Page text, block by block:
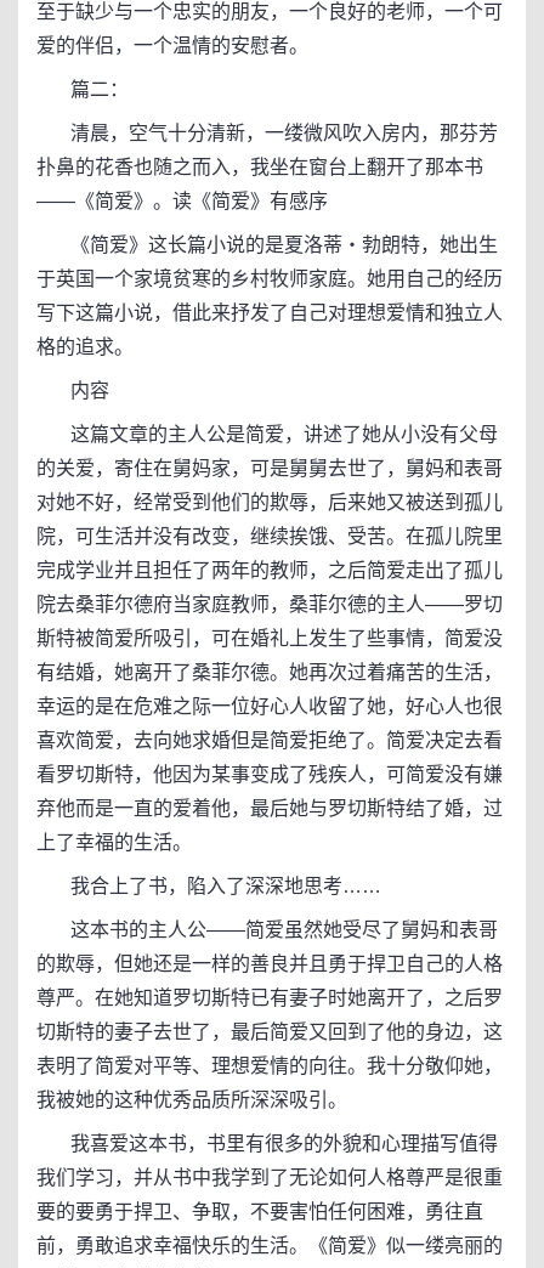
至于缺少与一个忠实的朋友，一个良好的老师，一个可
爱的伴侣，一个温情的安慰者。
篇二：
清晨，空气十分清新，一缕微风吹入房内，那芬芳
扑鼻的花香也随之而入，我坐在窗台上翻开了那本书
――《简爱》。读《简爱》有感序
《简爱》这长篇小说的是夏洛蒂・勃朗特，她出生
于英国一个家境贫寒的乡村牧师家庭。她用自己的经历
写下这篇小说，借此来抒发了自己对理想爱情和独立人
格的追求。
内容
这篇文章的主人公是简爱，讲述了她从小没有父母
的关爱，寄住在舅妈家，可是舅舅去世了，舅妈和表哥
对她不好，经常受到他们的欺辱，后来她又被送到孤儿
院，可生活并没有改变，继续挨饿、受苦。在孤儿院里
完成学业并且担任了两年的教师，之后简爱走出了孤儿
院去桑菲尔德府当家庭教师，桑菲尔德的主人――罗切
斯特被简爱所吸引，可在婚礼上发生了些事情，简爱没
有结婚，她离开了桑菲尔德。她再次过着痛苦的生活，
幸运的是在危难之际一位好心人收留了她，好心人也很
喜欢简爱，去向她求婚但是简爱拒绝了。简爱决定去看
看罗切斯特，他因为某事变成了残疾人，可简爱没有嫌
弃他而是一直的爱着他，最后她与罗切斯特结了婚，过
上了幸福的生活。
我合上了书，陷入了深深地思考……
这本书的主人公――简爱虽然她受尽了舅妈和表哥
的欺辱，但她还是一样的善良并且勇于捍卫自己的人格
尊严。在她知道罗切斯特已有妻子时她离开了，之后罗
切斯特的妻子去世了，最后简爱又回到了他的身边，这
表明了简爱对平等、理想爱情的向往。我十分敬仰她，
我被她的这种优秀品质所深深吸引。
我喜爱这本书，书里有很多的外貌和心理描写值得
我们学习，并从书中我学到了无论如何人格尊严是很重
要的要勇于捍卫、争取，不要害怕任何困难，勇往直
前，勇敢追求幸福快乐的生活。《简爱》似一缕亮丽的